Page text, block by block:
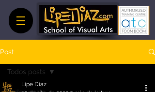
Post
Todos posts
Lipe Diaz